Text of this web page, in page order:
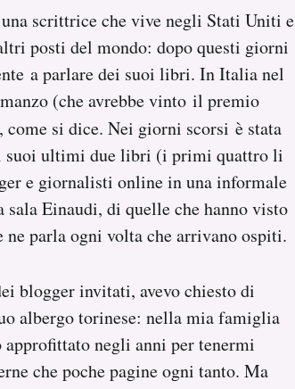
scrittrice che vive negli Stati Uniti e
posti del mondo: dopo questi giorni
a parlare dei suoi libri. In Italia nel
(che avrebbe vinto il premio
come si dice. Nei giorni scorsi è stata
suoi ultimi due libri (i primi quattro li
e giornalisti online in una informale
Einaudi, di quelle che hanno visto
parla ogni volta che arrivano ospiti.
blogger invitati, avevo chiesto di
albergo torinese: nella mia famiglia
approfittato negli anni per tenermi
che poche pagine ogni tanto. Ma